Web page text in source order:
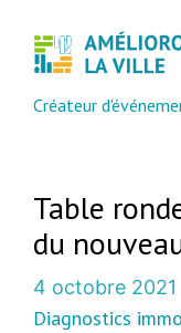
Créateur
Table
du
4 octobre 2021
Diagnostics